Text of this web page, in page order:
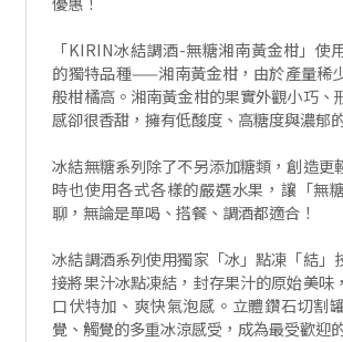
「KIRIN冰結調酒-無糖湘南黃金柑」使
的獨特品種——湘南黃金柑，由於產量稀
般柑橘高。湘南黃金柑的果實外觀小巧、
感卻很香甜，擁有低酸度、高糖度與濃郁
冰結無糖系列除了不另添加糖類，創造更
時也使用各式各樣的嚴選水果，讓「無
聊，無論是單喝、搭餐、調酒都適合！
冰結調酒系列使用獨家「冰」點凍「結」
接將果汁冰點凍結，封存果汁的原始美味
口伏特加、爽快氣泡感。立體鑽石切割
覺、觸覺的多重冰涼感受，成為最受歡迎